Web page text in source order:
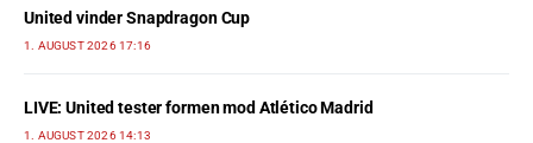
United vinder Snapdragon Cup
1. AUGUST 2026 17:16
LIVE: United tester formen mod Atlético Madrid
1. AUGUST 2026 14:13